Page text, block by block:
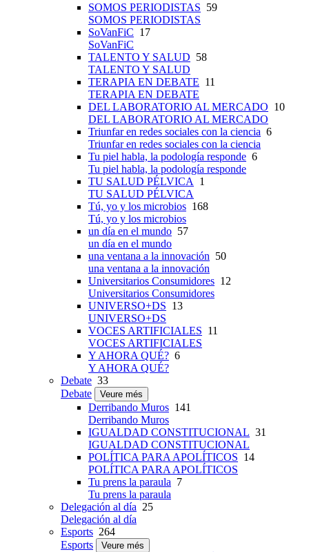
SOMOS PERIODISTAS 59
SOMOS PERIODISTAS
SoVanFiC 17
SoVanFiC
TALENTO Y SALUD 58
TALENTO Y SALUD
TERAPIA EN DEBATE 11
TERAPIA EN DEBATE
DEL LABORATORIO AL MERCADO 10
DEL LABORATORIO AL MERCADO
Triunfar en redes sociales con la ciencia 6
Triunfar en redes sociales con la ciencia
Tu piel habla, la podología responde 6
Tu piel habla, la podología responde
TU SALUD PÉLVICA
1
TU SALUD PÉLVICA
Tú, yo y los microbios 168
Tú, yo y los microbios
un día en el mundo 57
un día en el mundo
una ventana a la innovación 50
una ventana a la innovación
Universitarios Consumidores 12
Universitarios Consumidores
UNIVERSO+DS 13
UNIVERSO+DS
VOCES ARTIFICIALES 11
VOCES ARTIFICIALES
Y AHORA QUÉ? 6
Y AHORA QUÉ?
Debate 33
Debate
Veure més
Derribando Muros 141
Derribando Muros
IGUALDAD CONSTITUCIONAL 31
IGUALDAD CONSTITUCIONAL
POLÍTICA PARA APOLÍTICOS 14
POLÍTICA PARA APOLÍTICOS
Tu prens la paraula 7
Tu prens la paraula
Delegación al día 25
Delegación al día
Esports 264
Esports
Veure més